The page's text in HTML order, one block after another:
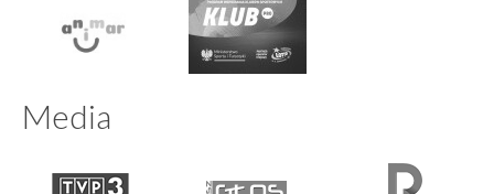
Media